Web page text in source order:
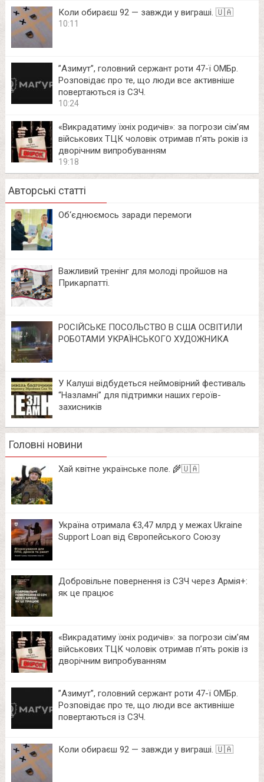
Коли обираєш 92 — завжди у виграші. 🇺🇦
10:11
⁨”Азимут”, головний сержант роти 47-ї ОМБр.
Розповідає про те, що люди все активніше
повертаються із СЗЧ.
10:24
«Викрадатиму їхніх родичів»: за погрози сім’ям
військових ТЦК чоловік отримав п’ять років із
дворічним випробуванням
19:18
Авторські статті
Об‘єднюємось заради перемоги
Важливий тренінг для молоді пройшов на
Прикарпатті.
РОСІЙСЬКЕ ПОСОЛЬСТВО В США ОСВІТИЛИ
РОБОТАМИ УКРАЇНСЬКОГО ХУДОЖНИКА
У Калуші відбудеться неймовірний фестиваль
“Назламні” для підтримки наших героїв-
захисників
Головні новини
Хай квітне українське поле. 🌾🇺🇦
Україна отримала €3,47 млрд у межах Ukraine
Support Loan від Європейського Союзу
Добровільне повернення із СЗЧ через Армія+:
як це працює
«Викрадатиму їхніх родичів»: за погрози сім’ям
військових ТЦК чоловік отримав п’ять років із
дворічним випробуванням
⁨”Азимут”, головний сержант роти 47-ї ОМБр.
Розповідає про те, що люди все активніше
повертаються із СЗЧ.
Коли обираєш 92 — завжди у виграші. 🇺🇦